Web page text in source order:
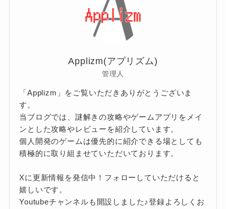
Applizm(アプリズム)
管理人
「Applizm」をご覧いただきありがとうございま
す。
当ブログでは、謎解きの攻略やゲームアプリをメイ
ンとした攻略やレビューを紹介しています。
個人開発のゲームは優先的に紹介できる場としても
積極的に取り組ませていただいております。
Xに更新情報を発信中！フォローしていただけると
嬉しいです。
Youtubeチャンネルも開設しました♪登録よろしくお